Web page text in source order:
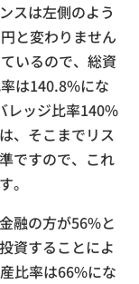
スは左側のよう
と変わりません
いるので、総資
は140.8%にな
レッジ比率140%
、そこまでリス
ですので、これ
。
融の方が56%と
資することによ
比率は66%にな